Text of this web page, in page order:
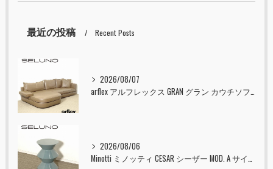
最近の投稿 Recent Posts
2026/08/07
2026/08/06